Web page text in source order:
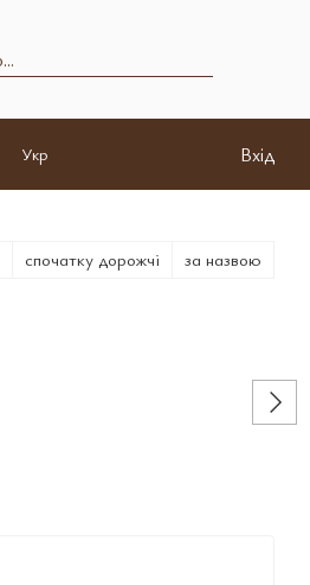
Укр Вхід
спочатку дорожчі за назвою